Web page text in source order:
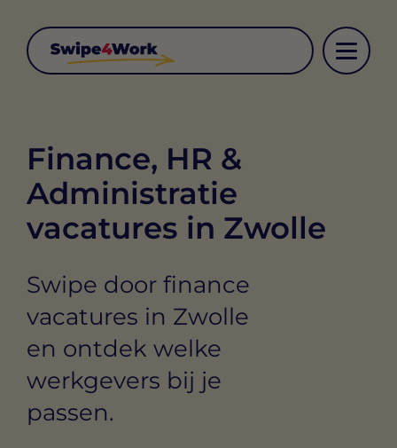
Finance, HR &
Administratie
vacatures in Zwolle
Swipe door finance
vacatures in Zwolle
en ontdek welke
werkgevers bij je
passen.